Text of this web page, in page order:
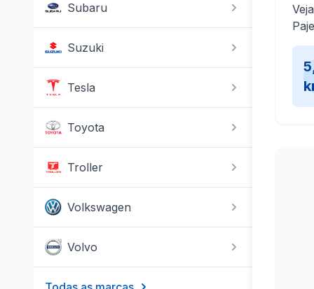
Subaru
Suzuki
Tesla
Toyota
Troller
Volkswagen
Volvo